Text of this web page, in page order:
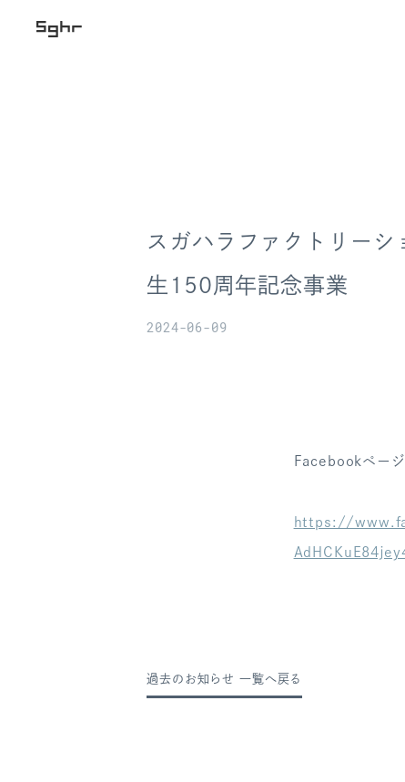
スガハラファクトリー
生150周年記念事業
2024-06-09
Facebookページ
https://
過去のお知らせ 一覧へ戻る